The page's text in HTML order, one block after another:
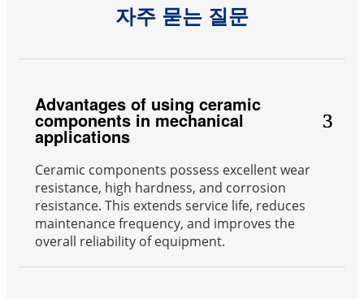
자주 묻는 질문
Advantages of using ceramic
components in mechanical
applications
Ceramic components possess excellent wear
resistance, high hardness, and corrosion
resistance. This extends service life, reduces
maintenance frequency, and improves the
overall reliability of equipment.